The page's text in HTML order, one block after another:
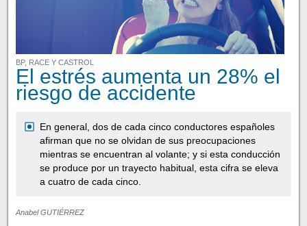
BP, RACE Y CASTROL
El estrés aumenta un 28% el
riesgo de accidente
En general, dos de cada cinco conductores españoles
afirman que no se olvidan de sus preocupaciones
mientras se encuentran al volante; y si esta conducción
se produce por un trayecto habitual, esta cifra se eleva
a cuatro de cada cinco.
Anabel GUTIÉRREZ